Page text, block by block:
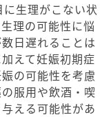
生理がこない状
理の可能性に悩
日遅れることは
えて妊娠初期症
の可能性を考慮
服用や飲酒・喫
える可能性があ